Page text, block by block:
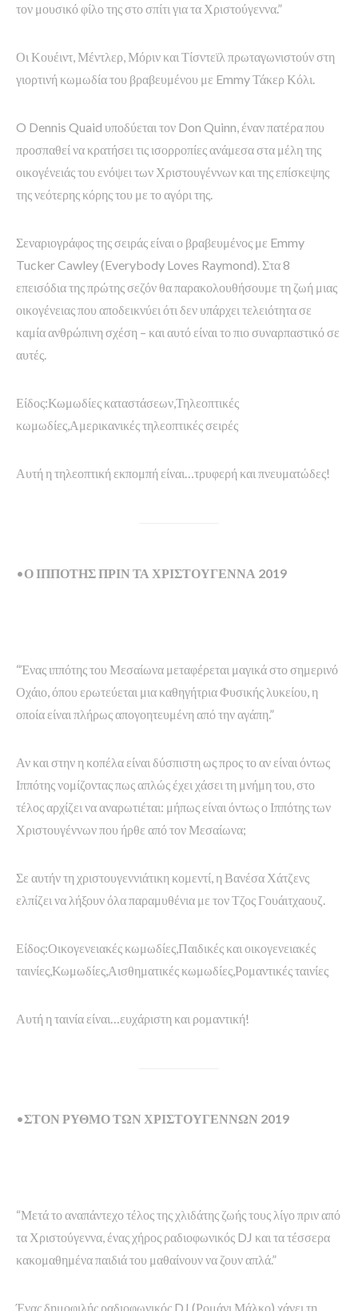
τον μουσικό φίλο της στο σπίτι για τα Χριστούγεννα.”
Οι Κουέιντ, Μέντλερ, Μόριν και Τίσντεϊλ πρωταγωνιστούν στη
γιορτινή κωμωδία του βραβευμένου με Emmy Τάκερ Κόλι.
O Dennis Quaid υποδύεται τον Don Quinn, έναν πατέρα που
προσπαθεί να κρατήσει τις ισορροπίες ανάμεσα στα μέλη της
οικογένειάς του ενόψει των Χριστουγέννων και της επίσκεψης
της νεότερης κόρης του με το αγόρι της.
Σεναριογράφος της σειράς είναι ο βραβευμένος με Emmy
Tucker Cawley (Everybody Loves Raymond). Στα 8
επεισόδια της πρώτης σεζόν θα παρακολουθήσουμε τη ζωή μιας
οικογένειας που αποδεικνύει ότι δεν υπάρχει τελειότητα σε
καμία ανθρώπινη σχέση – και αυτό είναι το πιο συναρπαστικό σε
αυτές.
Είδος:Κωμωδίες καταστάσεων,Τηλεοπτικές
κωμωδίες,Αμερικανικές τηλεοπτικές σειρές
Αυτή η τηλεοπτική εκπομπή είναι…τρυφερή και πνευματώδες!
•Ο ΙΠΠΟΤΗΣ ΠΡΙΝ ΤΑ ΧΡΙΣΤΟΥΓΕΝΝΑ 2019
“Ένας ιππότης του Μεσαίωνα μεταφέρεται μαγικά στο σημερινό
Οχάιο, όπου ερωτεύεται μια καθηγήτρια Φυσικής λυκείου, η
οποία είναι πλήρως απογοητευμένη από την αγάπη.”
Αν και στην η κοπέλα είναι δύσπιστη ως προς το αν είναι όντως
Ιππότης νομίζοντας πως απλώς έχει χάσει τη μνήμη του, στο
τέλος αρχίζει να αναρωτιέται: μήπως είναι όντως ο Ιππότης των
Χριστουγέννων που ήρθε από τον Μεσαίωνα;
Σε αυτήν τη χριστουγεννιάτικη κομεντί, η Βανέσα Χάτζενς
ελπίζει να λήξουν όλα παραμυθένια με τον Τζος Γουάιτχαουζ.
Είδος:Οικογενειακές κωμωδίες,Παιδικές και οικογενειακές
ταινίες,Κωμωδίες,Αισθηματικές κωμωδίες,Ρομαντικές ταινίες
Αυτή η ταινία είναι…ευχάριστη και ρομαντική!
•ΣΤΟΝ ΡΥΘΜΟ ΤΩΝ ΧΡΙΣΤΟΥΓΕΝΝΩΝ 2019
“Μετά το αναπάντεχο τέλος της χλιδάτης ζωής τους λίγο πριν από
τα Χριστούγεννα, ένας χήρος ραδιοφωνικός DJ και τα τέσσερα
κακομαθημένα παιδιά του μαθαίνουν να ζουν απλά.”
Ένας δημοφιλής ραδιοφωνικός DJ (Ρομάνι Μάλκο) χάνει τη